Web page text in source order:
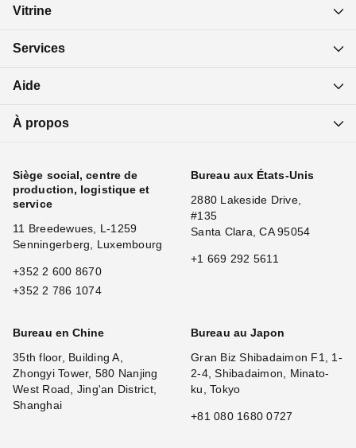
Vitrine
Services
Aide
À propos
Siège social, centre de
production, logistique et
service
11 Breedewues, L-1259
Senningerberg, Luxembourg
+352 2 600 8670
+352 2 786 1074
Bureau aux États-Unis
2880 Lakeside Drive,
#135
Santa Clara, CA 95054
+1 669 292 5611
Bureau en Chine
35th floor, Building A,
Zhongyi Tower, 580 Nanjing
West Road, Jing'an District,
Shanghai
Bureau au Japon
Gran Biz Shibadaimon F1, 1-
2-4, Shibadaimon, Minato-
ku, Tokyo
+81 080 1680 0727